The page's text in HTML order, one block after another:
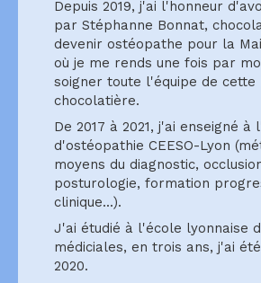
Depuis 2019, j'ai l'honneur
par Stéphanne Bonnat,
devenir ostéopathe pour la
où je me rends une fois par
soigner toute l'équipe de cette
chocolatière.
De 2017 à 2021, j'ai enseigné à
d'ostéopathie CEESO-Lyon
moyens du diagnostic,
posturologie, formation
clinique...).
J'ai étudié à l'école lyonnaise
médiciales, en trois ans, j'ai
2020.